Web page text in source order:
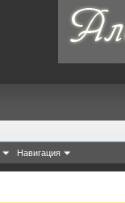
Навигация